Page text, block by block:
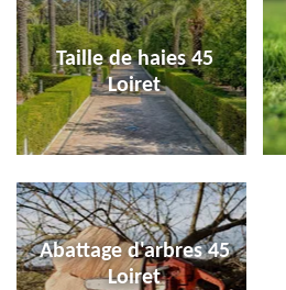
Taille de haies 45
Loiret
Abattage d'arbres 45
Loiret